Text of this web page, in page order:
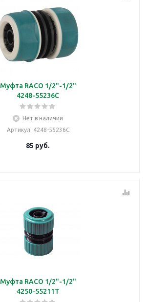
Муфта RACO 1/2"-1/2"
4248-55236C
Нет в наличии
Артикул: 4248-55236C
85 руб.
Муфта RACO 1/2"-1/2"
4250-55211T